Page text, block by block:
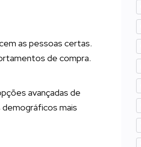
as pessoas certas.
de compra.
avançadas de
mais